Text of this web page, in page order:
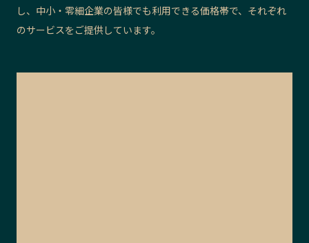
し、中小・零細企業の皆様でも利用できる価格帯で、それぞれ
のサービスをご提供しています。